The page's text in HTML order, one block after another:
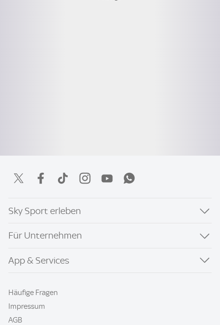
Sky Sport erleben
Für Unternehmen
App & Services
Häufige Fragen
Impressum
AGB